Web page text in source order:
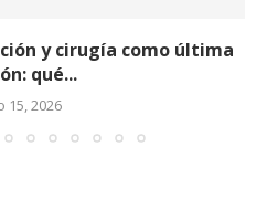
y cirugía como última
qué...
15, 2026